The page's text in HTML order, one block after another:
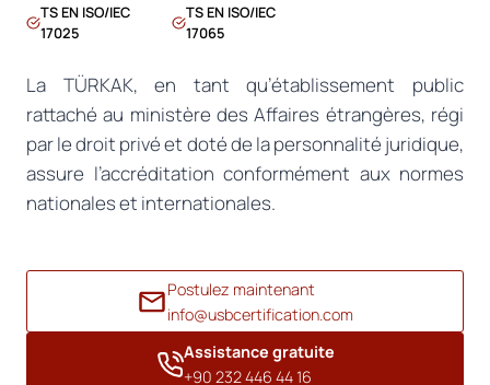
TS EN ISO/IEC
17025
TS EN ISO/IEC
17065
La TÜRKAK, en tant qu’établissement public
rattaché au ministère des Affaires étrangères, régi
par le droit privé et doté de la personnalité juridique,
assure l’accréditation conformément aux normes
nationales et internationales.
Postulez maintenant
info@usbcertification.com
Assistance gratuite
+90 232 446 44 16